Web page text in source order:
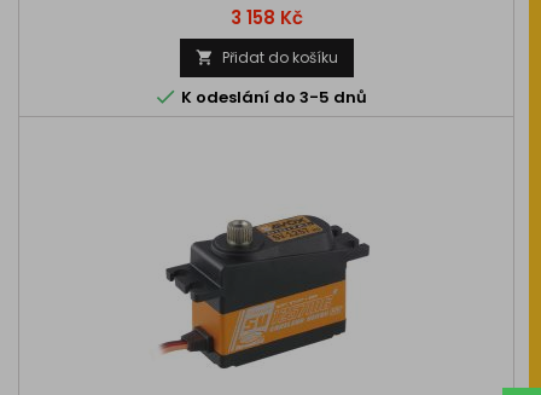
Podpora S.BUS a S.BUS2.
Cena
3 158 Kč
 Přidat do košíku
 K odeslání do 3-5 dnů